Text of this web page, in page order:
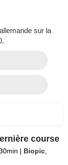
sur la
course
| Biopic